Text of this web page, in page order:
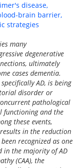
disease,
brain barrier,
strategies
many
degenerative
ultimately
cases dementia.
AD, is being
disorder or
pathological
functioning and the
these events,
in the reduction
recognized as one
in the majority of AD
(CAA), the